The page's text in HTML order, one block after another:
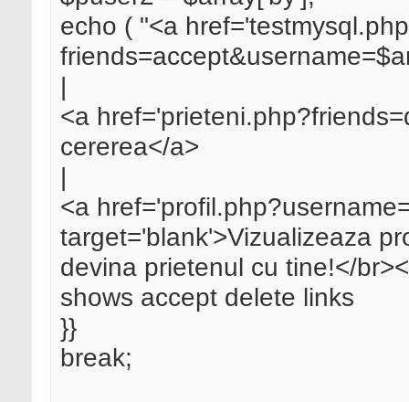
echo ( "<a
|
<a
cererea</a>
|
<a
target='blank'>Vizualizeaza
devina prietenul cu tine!</
shows accept delete links
}}
break;